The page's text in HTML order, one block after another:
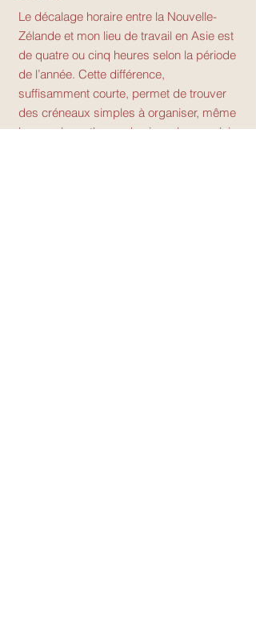
Le décalage horaire entre la Nouvelle-
Zélande et mon lieu de travail en Asie est
de quatre ou cinq heures selon la période
de l’année. Cette différence,
suffisamment courte, permet de trouver
des créneaux simples à organiser, même
lorsque les rythmes de vie ou les emplois